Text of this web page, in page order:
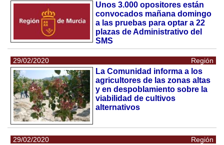
Unos 3.000 opositores están
convocados mañana domingo
a las pruebas para optar a 22
plazas de Administrativo del
SMS
29/02/2020 Región
La Comunidad informa a los
agricultores de las zonas altas
y en despoblamiento sobre la
viabilidad de cultivos
alternativos
29/02/2020 Región